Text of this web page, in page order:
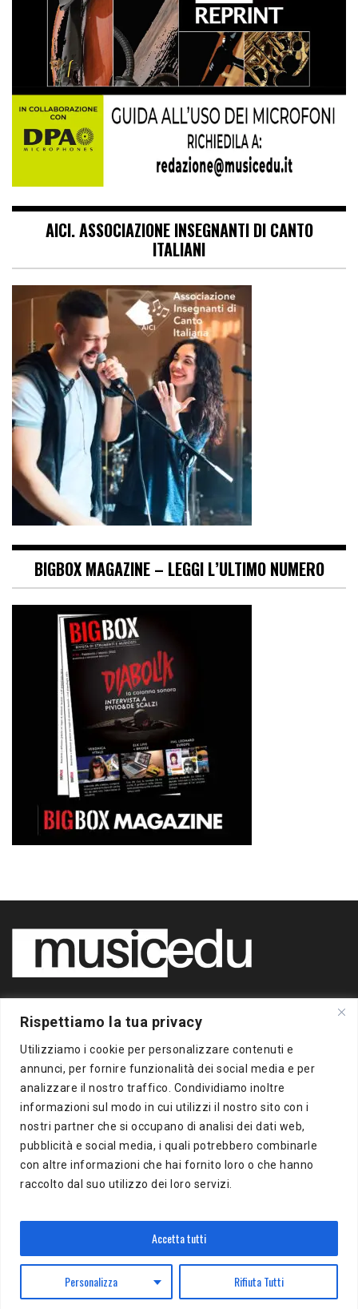
Rispettiamo la tua privacy
Utilizziamo i cookie per personalizzare contenuti e
annunci, per fornire funzionalità dei social media e per
analizzare il nostro traffico. Condividiamo inoltre
informazioni sul modo in cui utilizzi il nostro sito con i
nostri partner che si occupano di analisi dei dati web,
pubblicità e social media, i quali potrebbero combinarle
con altre informazioni che hai fornito loro o che hanno
raccolto dal suo utilizzo dei loro servizi.
Personalizza Rifiuta Tutti
Accetta tutti
AICI. ASSOCIAZIONE INSEGNANTI DI CANTO
ITALIANI
BIGBOX MAGAZINE – LEGGI L’ULTIMO NUMERO
di Piero Chianura
P.IVA 12412930963
Tutti i diritti riservati
Musiceduè un supplemento online della freepress BigBox
Autorizzazione presso il Tribunale di Milano n.383 del
16/10/2012
Powered by